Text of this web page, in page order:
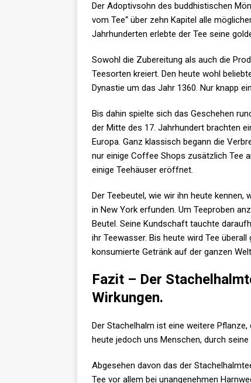
Der Adoptivsohn des buddhistischen
vom Tee“ über zehn Kapitel alle
Jahrhunderten erlebte der Tee seine
Sowohl die Zubereitung als auch die
Teesorten kreiert. Den heute wohl
Dynastie um das Jahr 1360. Nur knapp
Bis dahin spielte sich das Geschehen
der Mitte des 17. Jahrhundert brachten
Europa. Ganz klassisch begann die
nur einige Coffee Shops zusätzlich Tee
einige Teehäuser eröffnet.
Der Teebeutel, wie wir ihn heute
in New York erfunden. Um Teeproben
Beutel. Seine Kundschaft tauchte
ihr Teewasser. Bis heute wird Tee
konsumierte Getränk auf der ganzen
Fazit – Der
Wirkungen.
Der Stachelhalm ist eine weitere
heute jedoch uns Menschen, durch
Abgesehen davon das der
Tee vor allem bei unangenehmen